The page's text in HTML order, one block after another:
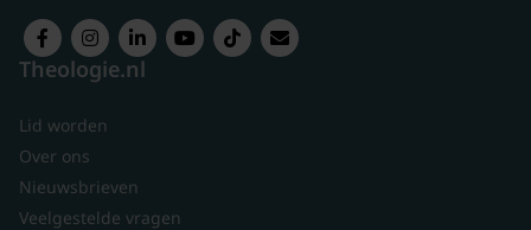
Theologie.nl
Lid worden
Over ons
Nieuwsbrieven
Veelgestelde vragen